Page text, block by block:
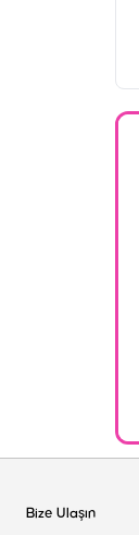
Bize Ulaşın